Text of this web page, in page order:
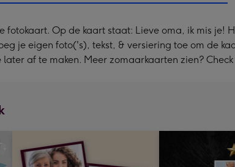
fotokaart. Op de kaart staat: Lieve oma, ik mis je!
je eigen foto('s), tekst, & versiering toe om de
af te maken. Meer zomaarkaarten zien? Check